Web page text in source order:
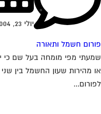
חשמל ותאורה
יולי 23, 2004
מפי מומחה בעל שם כי
מהירות שעון החשמל בין שני